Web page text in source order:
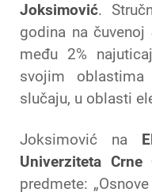
Joksimović.
godina na čuvenoj
među 2%
svojim oblastima
slučaju, u oblasti
Joksimović na
Univerziteta Crne
predmete: